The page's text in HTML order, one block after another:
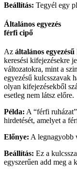
Beállítás: Tegyél egy
Általános egyezés
férfi cipő
Az általános egyezésű
keresési kifejezésekre
változatokra, mint a
egyezésű kulcsszavak
olyan kifejezésekből
esetleg nem látsz előre.
Példa: A “férfi
hirdetését, amelyet a
Előnye: A legnagyobb
Beállítás: Ez a
egyszerűen add meg a